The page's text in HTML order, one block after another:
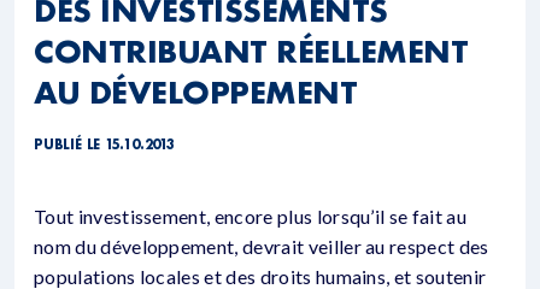
DES INVESTISSEMENTS
CONTRIBUANT RÉELLEMENT
AU DÉVELOPPEMENT
PUBLIÉ LE 15.10.2013
Tout investissement, encore plus lorsqu’il se fait au
nom du développement, devrait veiller au respect des
populations locales et des droits humains, et soutenir